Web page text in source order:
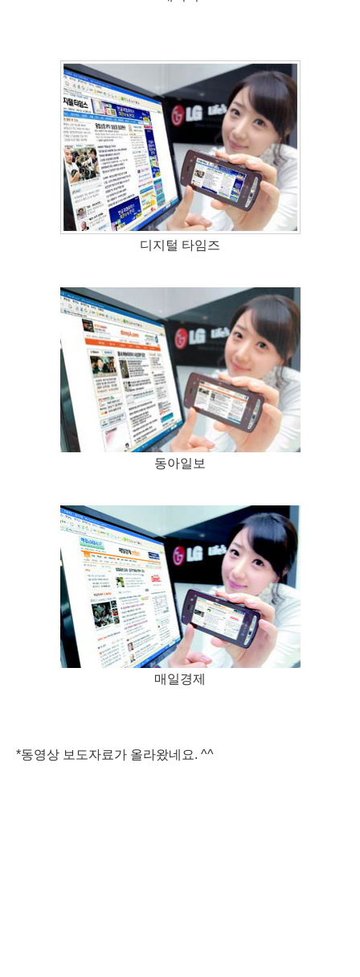
디지털 타임즈
동아일보
매일경제
*동영상 보도자료가 올라왔네요. ^^